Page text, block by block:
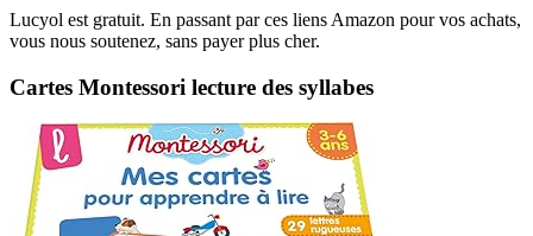
Lucyol est gratuit. En passant par ces liens Amazon pour vos achats,
vous nous soutenez, sans payer plus cher.
Cartes Montessori lecture des syllabes